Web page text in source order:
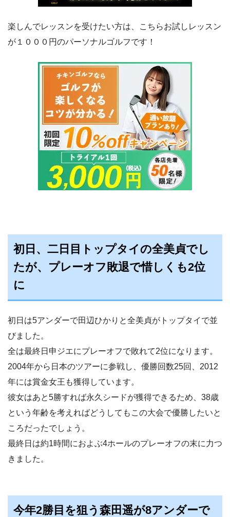
楽しんでレッスンを受けたい方は、こちらお試しレッスン
が１０００円のパーソナルゴルフです！
初日、二日目トップタイの全美貞でし
たが、プレーオフ敗退で惜しくも2位
に
初日は5アンダーで田辺ひかりと全美貞がトップタイで並
びました。
全は最終日申ジエにプレーオフで敗れて2位になります。
2004年から日本のツアーに参戦し、優勝回数25回、2012
年には賞金女王も獲得しています。
彼女はあと5勝すれば永久シードが獲得できるため、38歳
という年齢を考えればどうしてもこの大会で優勝したいと
ころだったでしょう。
最終日は約1時間におよぶ4ホールのプレーオフの末に力つ
きました。
今年2勝目を狙う森田遥が8アンダーで